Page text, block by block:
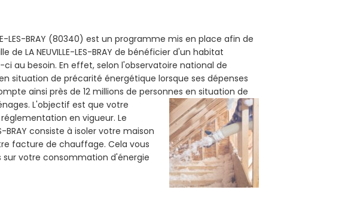
LES-BRAY (80340) est un programme mis en place afin de
LA NEUVILLE-LES-BRAY de bénéficier d'un habitat
au besoin. En effet, selon l'observatoire national de
situation de précarité énergétique lorsque ses dépenses
ainsi près de 12 millions de personnes en situation de
L'objectif est que votre
en vigueur. Le
BRAY consiste à isoler votre maison
facture de chauffage. Cela vous
votre consommation d'énergie